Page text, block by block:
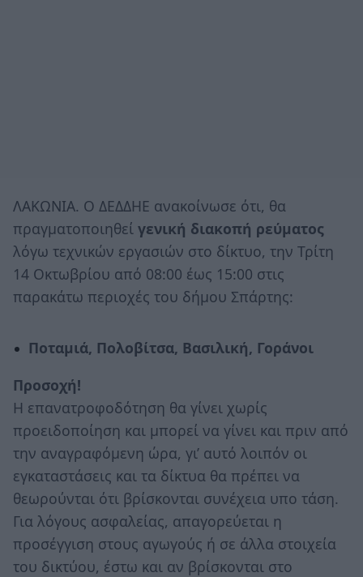
ΛΑΚΩΝΙΑ. Ο ΔΕΔΔΗΕ ανακοίνωσε ότι, θα
πραγματοποιηθεί γενική διακοπή ρεύματος
λόγω τεχνικών εργασιών στο δίκτυο, την Τρίτη
14 Οκτωβρίου από 08:00 έως 15:00 στις
παρακάτω περιοχές του δήμου Σπάρτης:
Ποταμιά, Πολοβίτσα, Βασιλική, Γοράνοι
Προσοχή!
Η επανατροφοδότηση θα γίνει χωρίς
προειδοποίηση και μπορεί να γίνει και πριν από
την αναγραφόμενη ώρα, γι’ αυτό λοιπόν οι
εγκαταστάσεις και τα δίκτυα θα πρέπει να
θεωρούνται ότι βρίσκονται συνέχεια υπο τάση.
Για λόγους ασφαλείας, απαγορεύεται η
προσέγγιση στους αγωγούς ή σε άλλα στοιχεία
του δικτύου, έστω και αν βρίσκονται στο